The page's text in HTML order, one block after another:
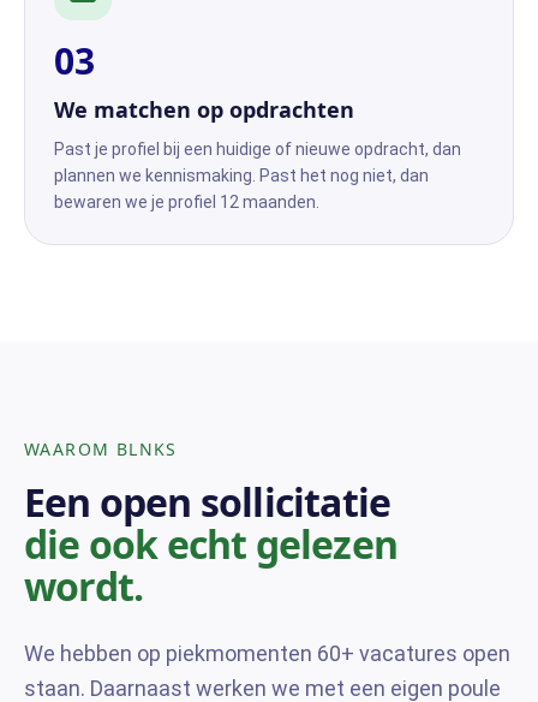
03
We matchen op opdrachten
Past je profiel bij een huidige of nieuwe opdracht, dan
plannen we kennismaking. Past het nog niet, dan
bewaren we je profiel 12 maanden.
WAAROM BLNKS
Een open sollicitatie
die ook echt gelezen
wordt.
We hebben op piekmomenten 60+ vacatures open
staan. Daarnaast werken we met een eigen poule